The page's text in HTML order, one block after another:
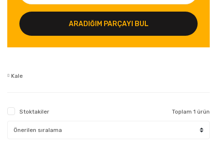
ARADIĞIM PARÇAYI BUL
Kale
Stoktakiler Toplam 1 ürün